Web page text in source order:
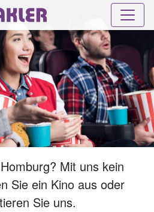
Mit uns kein
Sie ein Kino aus oder
Sie uns.